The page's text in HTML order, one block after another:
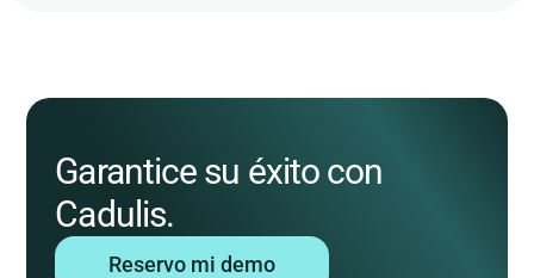
Garantice su éxito con
Cadulis.
Reservo mi demo